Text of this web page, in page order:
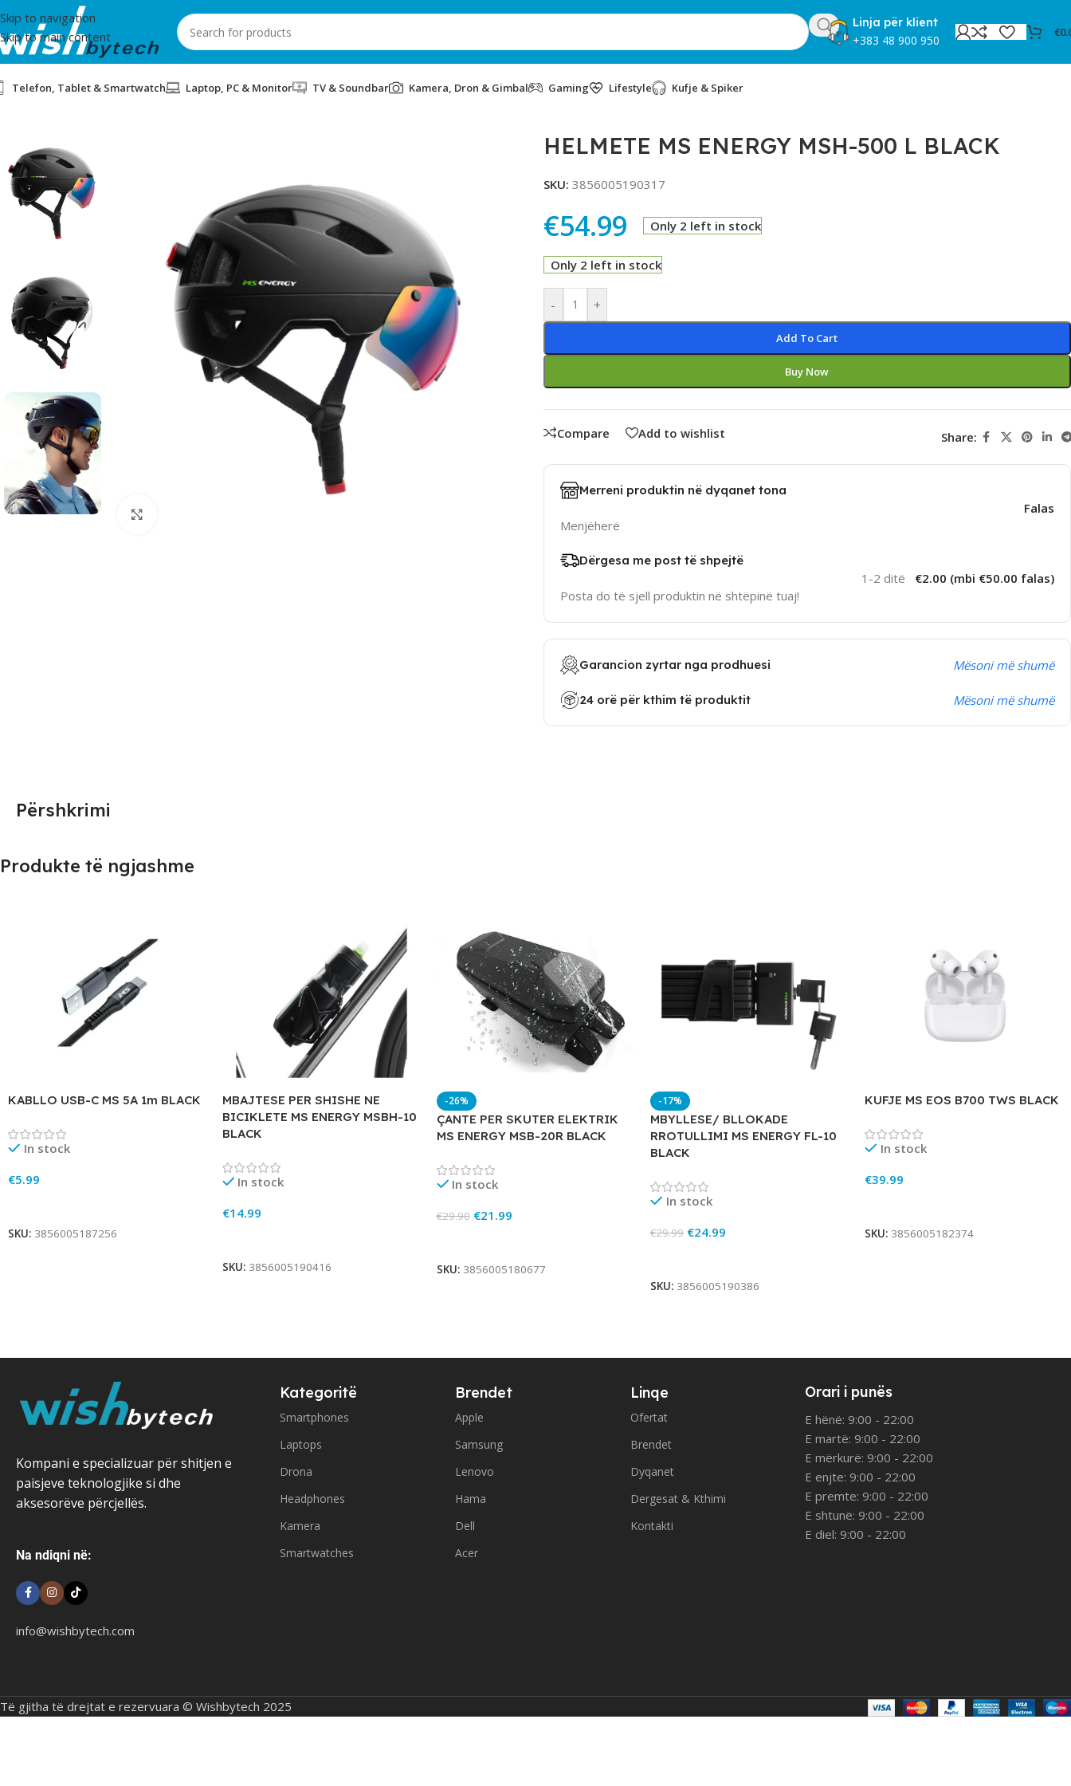
Skip to navigation
Skip to main content
Linja për klient
+383 48 900 950
€
Telefon, Tablet & Smartwatch Laptop, PC & Monitor TV & Soundbar Kamera, Dron & Gimbal Gaming Lifestyle Kufje & Spiker
HELMETE MS ENERGY MSH-500 L BLACK
SKU: 3856005190317
€54.99 Only 2 left in stock
Only 2 left in stock
- +
Add To Cart
Buy Now
Alternative:
Compare Add to wishlist Share:
Merreni produktin në dyqanet tona
Menjëherë
Falas
Dërgesa me post të shpejtë
Posta do të sjell produktin në shtëpinë tuaj!
1-2 ditë €2.00 (mbi €50.00 falas)
Garancion zyrtar nga prodhuesi Mësoni më shumë
24 orë për kthim të produktit Mësoni më shumë
Përshkrimi
Produkte të ngjashme
KABLLO USB-C MS 5A 1m BLACK
In stock
€5.99
SKU: 3856005187256
MBAJTESE PER SHISHE NE
BICIKLETE MS ENERGY MSBH-10
BLACK
In stock
€14.99
SKU: 3856005190416
-26%
ÇANTE PER SKUTER ELEKTRIK
MS ENERGY MSB-20R BLACK
In stock
€29.90 €21.99
SKU: 3856005180677
-17%
MBYLLESE/ BLLOKADE
RROTULLIMI MS ENERGY FL-10
BLACK
In stock
€29.99 €24.99
SKU: 3856005190386
KUFJE MS EOS B700 TWS BLACK
In stock
€39.99
SKU: 3856005182374
Kompani e specializuar për shitjen e
paisjeve teknologjike si dhe
aksesorëve përcjellës.
Na ndiqni në:
info@wishbytech.com
Kategoritë
Smartphones
Laptops
Drona
Headphones
Kamera
Smartwatches
Brendet
Apple
Samsung
Lenovo
Hama
Dell
Acer
Linqe
Ofertat
Brendet
Dyqanet
Dergesat & Kthimi
Kontakti
Orari i punës
E hënë: 9:00 - 22:00
E martë: 9:00 - 22:00
E mërkurë: 9:00 - 22:00
E enjte: 9:00 - 22:00
E premte: 9:00 - 22:00
E shtunë: 9:00 - 22:00
E diel: 9:00 - 22:00
Të gjitha të drejtat e rezervuara © Wishbytech 2025